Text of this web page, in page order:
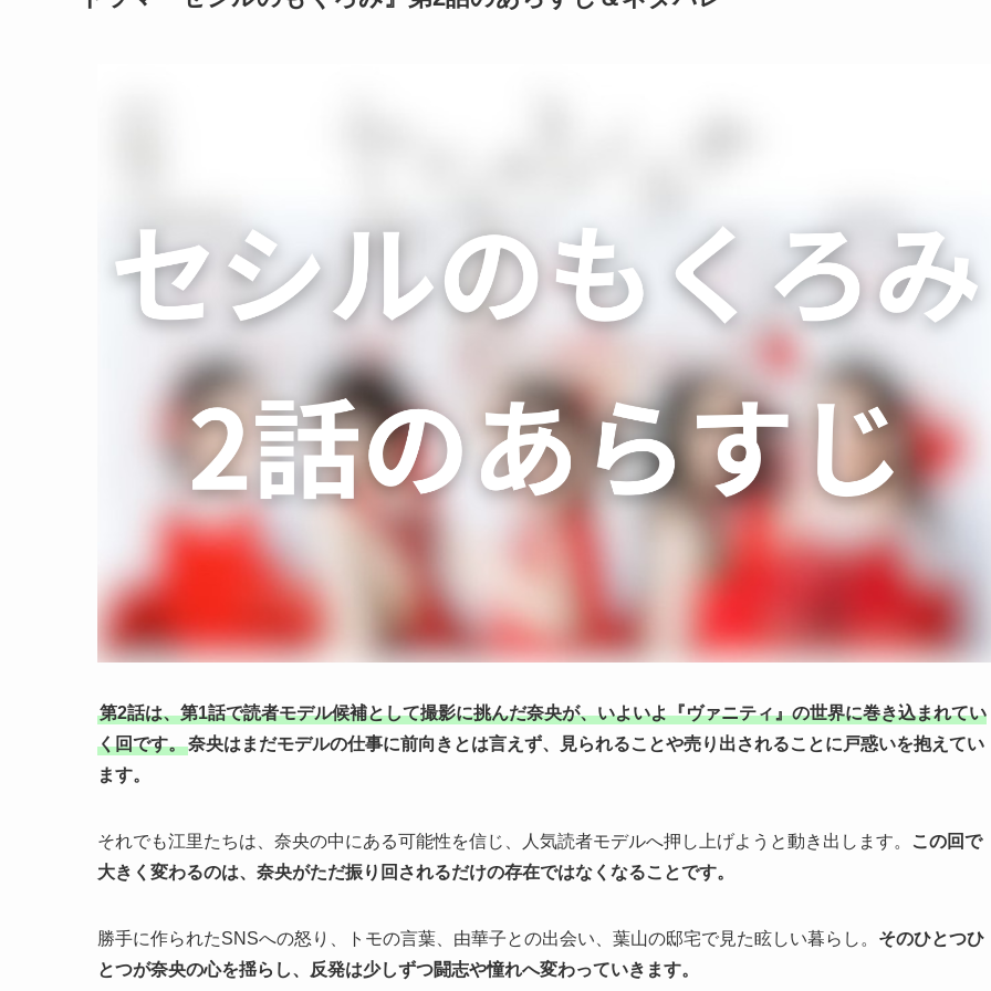
第2話は、第1話で読者モデル候補として撮影に挑んだ奈央が、いよいよ『ヴァニティ』の世界に巻き込まれてい
く回です。奈央はまだモデルの仕事に前向きとは言えず、見られることや売り出されることに戸惑いを抱えてい
ます。
それでも江里たちは、奈央の中にある可能性を信じ、人気読者モデルへ押し上げようと動き出します。
この回で
大きく変わるのは、奈央がただ振り回されるだけの存在ではなくなることです。
勝手に作られたSNSへの怒り、トモの言葉、由華子との出会い、葉山の邸宅で見た眩しい暮らし。 そのひとつひ
とつが奈央の心を揺らし、反発は少しずつ闘志や憧れへ変わっていきます。